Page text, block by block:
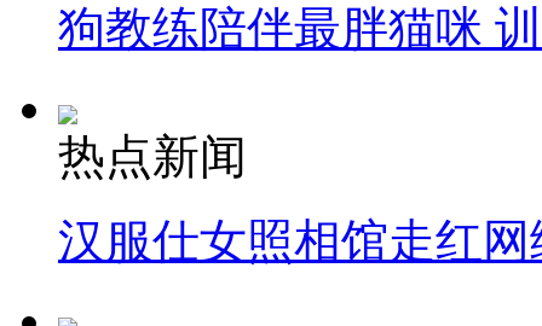
狗教练陪伴最胖猫咪
热点新闻
汉服仕女照相馆走红网